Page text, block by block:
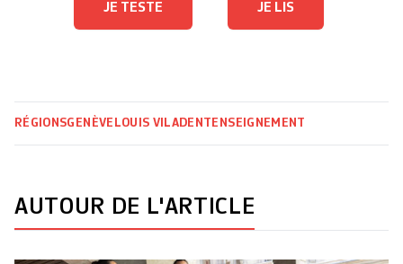
JE TESTE JE LIS
RÉGIONSGENÈVE LOUIS VILADENT ENSEIGNEMENT
AUTOUR DE L'ARTICLE